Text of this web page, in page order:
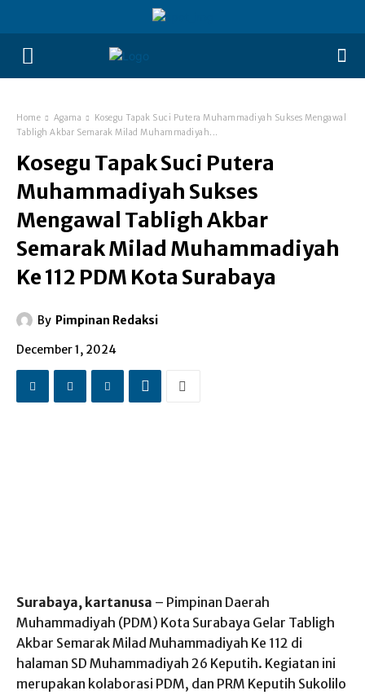
Home Agama
Kosegu Tapak Suci Putera Muhammadiyah Sukses Mengawal
Tabligh Akbar Semarak Milad Muhammadiyah...
Kosegu Tapak Suci Putera
Muhammadiyah Sukses
Mengawal Tabligh Akbar
Semarak Milad Muhammadiyah
Ke 112 PDM Kota Surabaya
By Pimpinan Redaksi
December 1, 2024
Surabaya, kartanusa – Pimpinan Daerah
Muhammadiyah (PDM) Kota Surabaya Gelar Tabligh
Akbar Semarak Milad Muhammadiyah Ke 112 di
halaman SD Muhammadiyah 26 Keputih. Kegiatan ini
merupakan kolaborasi PDM, dan PRM Keputih Sukolilo